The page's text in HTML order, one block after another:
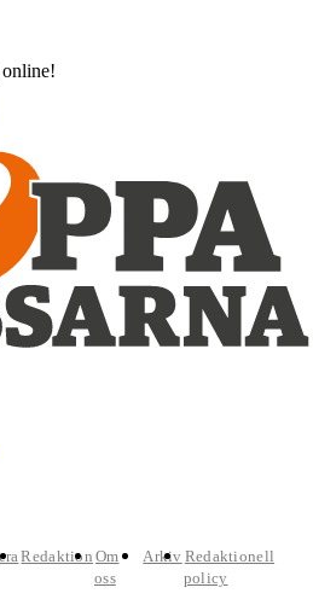
Redaktion Om
oss
Arkiv Redaktionell
policy